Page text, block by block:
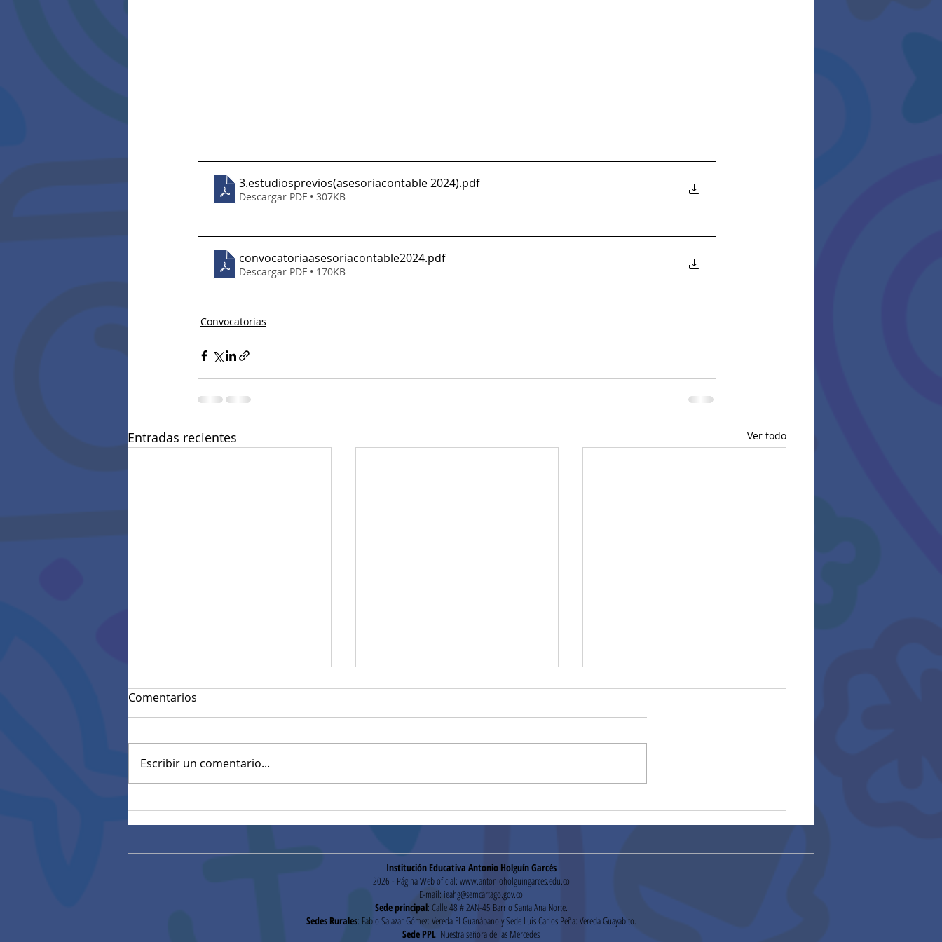
3.estudiosprevios(asesoriacontable 2024).pdf
Descargar PDF • 307KB
convocatoriaasesoriacontable2024.pdf
Descargar PDF • 170KB
Convocatorias
Entradas recientes Ver todo
eléctricos (27/01/2026)
mantenimiento de cámaras,
contable 2026 (27/01/2026)
Comentarios
Escribir un comentario...
Institución Educativa Antonio Holguín Garcés
2026 - Página Web oficial: www.antonioholguingarces.edu.co
E-mail: ieahg@semcartago.gov.co
Sede principal: Calle 48 # 2AN-45 Barrio Santa Ana Norte.
Sedes Rurales: Fabio Salazar Gómez: Vereda El Guanábano y Sede Luis Carlos Peña: Vereda Guayabito.
Sede PPL: Nuestra señora de las Mercedes